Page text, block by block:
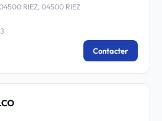
RIEZ, 04500 RIEZ
Contacter